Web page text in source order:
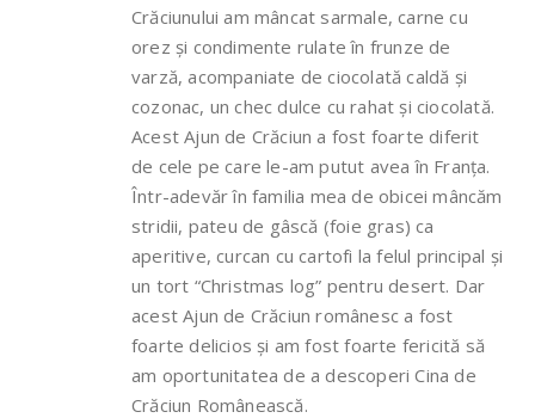
Crăciunului am mâncat sarmale, carne cu
orez și condimente rulate în frunze de
varză, acompaniate de ciocolată caldă și
cozonac, un chec dulce cu rahat și ciocolată.
Acest Ajun de Crăciun a fost foarte diferit
de cele pe care le-am putut avea în Franța.
Într-adevăr în familia mea de obicei mâncăm
stridii, pateu de gâscă (foie gras) ca
aperitive, curcan cu cartofi la felul principal și
un tort “Christmas log” pentru desert. Dar
acest Ajun de Crăciun românesc a fost
foarte delicios și am fost foarte fericită să
am oportunitatea de a descoperi Cina de
Crăciun Românească.